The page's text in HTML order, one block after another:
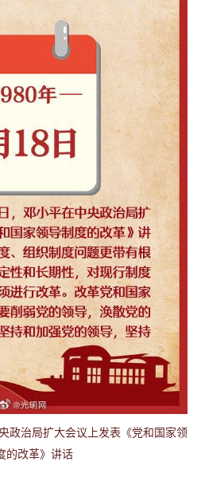
政治局扩大会议上发表《党和国家领
的改革》讲话